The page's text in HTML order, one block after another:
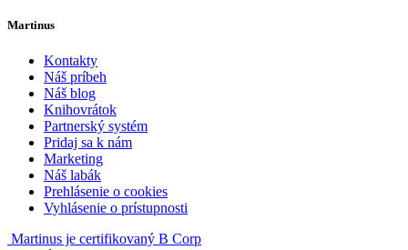
Martinus
Kontakty
Náš príbeh
Náš blog
Knihovrátok
Partnerský systém
Pridaj sa k nám
Marketing
Náš labák
Prehlásenie o cookies
Vyhlásenie o prístupnosti
Martinus je certifikovaný B Corp